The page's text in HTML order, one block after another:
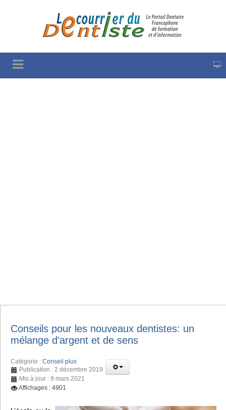
Conseils pour les nouveaux dentistes: un
mélange d’argent et de sens
Catégorie : Conseil plus
Publication : 2 décembre 2019
Mis à jour : 9 mars 2021
Affichages : 4901